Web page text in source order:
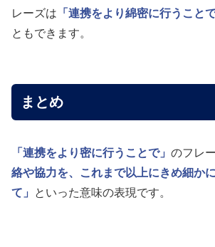
レーズは 「連携をより綿密に行うことで
ともできます。
まとめ
「連携をより密に行うことで」 のフレ
絡や協力を、これまで以上にきめ細か
て」
といった意味の表現です。